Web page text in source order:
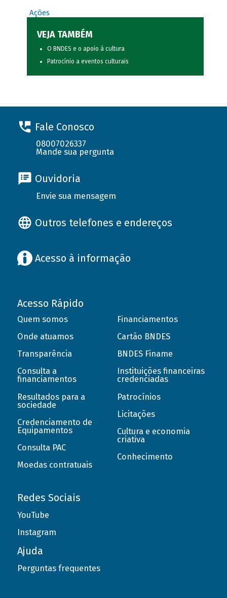
Ações
VEJA TAMBÉM
O BNDES e o apoio à cultura
Patrocínio a eventos culturais
Fale Conosco
08007026337
Mande sua pergunta
Ouvidoria
Envie sua mensagem
Outros telefones e endereços
Acesso à informação
Acesso Rápido
Quem somos
Onde atuamos
Transparência
Consulta a
financiamentos
Resultados para a
sociedade
Credenciamento de
Equipamentos
Consulta PAC
Moedas contratuais
Financiamentos
Cartão BNDES
BNDES Finame
Instituições financeiras
credenciadas
Patrocínios
Licitações
Cultura e economia
criativa
Conhecimento
Redes Sociais
YouTube
Instagram
Ajuda
Perguntas frequentes